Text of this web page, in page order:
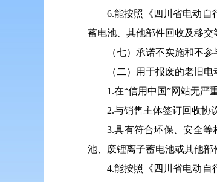
6.能按照《四川省电动自
蓄电池、其他部件回收及移交
（七）承诺不实施和不
（二）用于报废的老旧
1.在“信用中国”网站无严
2.与销售主体签订回收协
3.具有符合环保、安全
池、废锂离子蓄电池或其他部
4.能按照《四川省电动自